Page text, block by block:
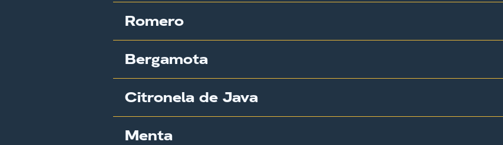
Romero
Bergamota
Citronela de Java
Menta